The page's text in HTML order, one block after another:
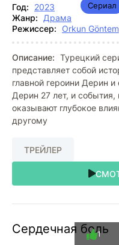
Сериал
Год:
2023
Жанр:
Драма
Режиссер: Orkun Göntem
Описание: Турецкий
представляет собой
главной героини Дерин
Дерин 27 лет, и
оказывают глубокое
другому
ТРЕЙЛЕР
Сердечная боль
1